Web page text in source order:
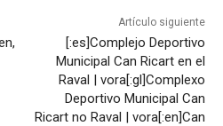
Artículo siguiente
[:es]Complejo Deportivo
Municipal Can Ricart en el
Raval | vora[:gl]Complexo
Deportivo Municipal Can
Ricart no Raval | vora[:en]Can